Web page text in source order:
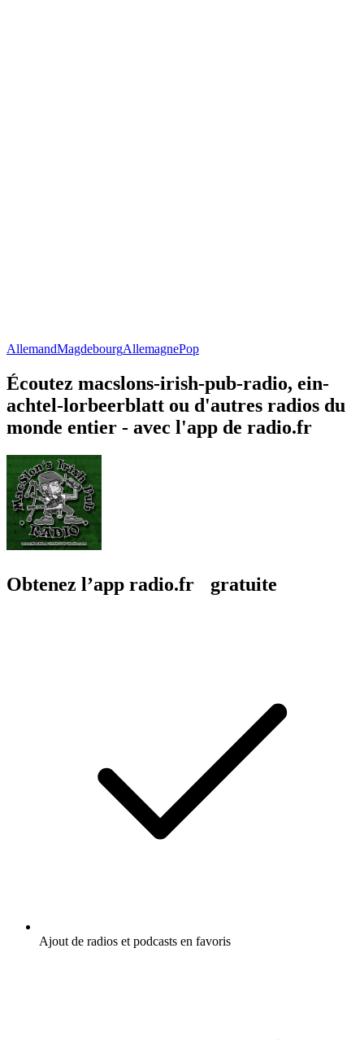
AllemandMagdebourgAllemagnePop
Écoutez macslons-irish-pub-radio, ein-
achtel-lorbeerblatt ou d'autres radios du
monde entier - avec l'app de radio.fr
Obtenez l’app radio.fr gratuite
Ajout de radios et podcasts en favoris